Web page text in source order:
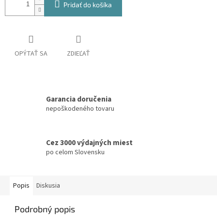
Pridať do košíka
OPÝTAŤ SA ZDIEĽAŤ
Garancia doručenia
nepoškodeného tovaru
Cez 3000 výdajných miest
po celom Slovensku
Popis Diskusia
Podrobný popis